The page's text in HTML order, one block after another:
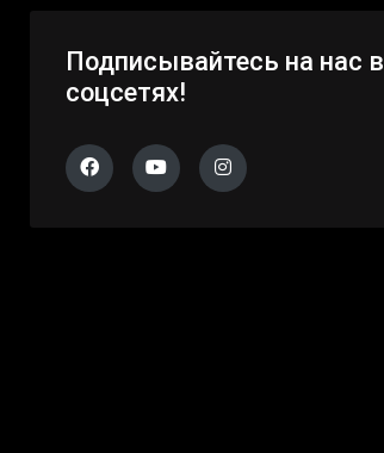
Подписывайтесь на нас в
соцсетях!